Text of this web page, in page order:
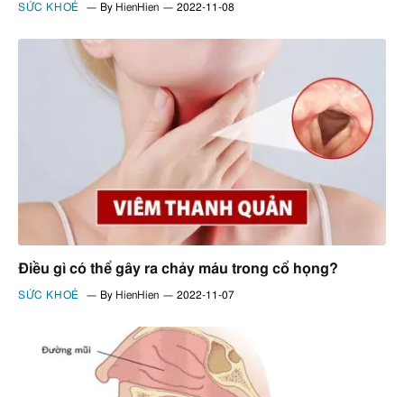
SỨC KHOẺ By HienHien 2022-11-08
Điều gì có thể gây ra chảy máu trong cổ họng?
SỨC KHOẺ By HienHien 2022-11-07